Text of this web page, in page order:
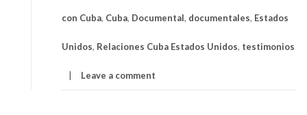
con Cuba, Cuba, Documental, documentales, Estados
Unidos, Relaciones Cuba Estados Unidos, testimonios
Leave a comment